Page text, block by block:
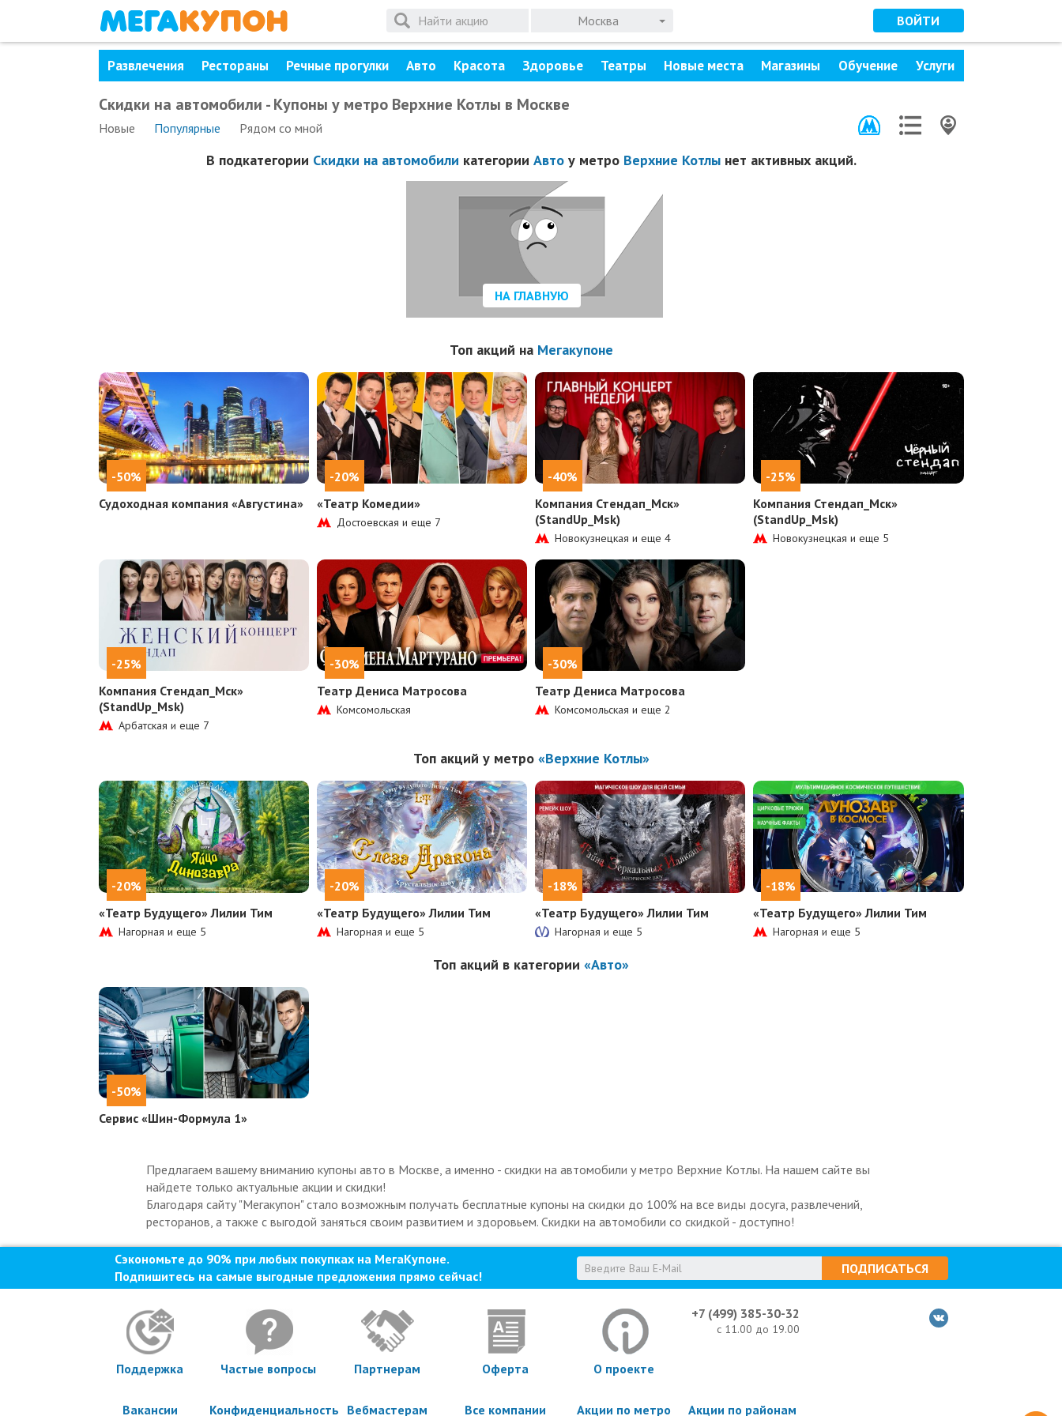
Москва ВОЙТИ
Развлечения Рестораны Речные прогулки Авто Красота Здоровье Театры Новые места Магазины Обучение Услуги
Скидки на автомобили - Купоны у метро Верхние Котлы в Москве
Новые Популярные Рядом со мной
В подкатегории Скидки на автомобили категории Автоу метро Верхние Котлынет активных акций.
НА ГЛАВНУЮ
Топ акций на Мегакупоне
-50%
Судоходная компания «Августина»
-20%
«Театр Комедии»
Достоевская и еще 7
-40%
Компания Стендап_Мск»
(StandUp_Msk)
Новокузнецкая и еще 4
-25%
Компания Стендап_Мск»
(StandUp_Msk)
Новокузнецкая и еще 5
-25%
Компания Стендап_Мск»
(StandUp_Msk)
Арбатская и еще 7
-30%
Театр Дениса Матросова
Комсомольская
-30%
Театр Дениса Матросова
Комсомольская и еще 2
Топ акций у метро «Верхние Котлы»
-20%
«Театр Будущего» Лилии Тим
Нагорная и еще 5
-20%
«Театр Будущего» Лилии Тим
Нагорная и еще 5
-18%
«Театр Будущего» Лилии Тим
Нагорная и еще 5
-18%
«Театр Будущего» Лилии Тим
Нагорная и еще 5
Топ акций в категории «Авто»
-50%
Сервис «Шин-Формула 1»
Предлагаем вашему вниманию купоны авто в Москве, а именно - скидки на автомобили у метро Верхние Котлы. На нашем сайте вы
найдете только актуальные акции и скидки!
Благодаря сайту "Мегакупон" стало возможным получать бесплатные купоны на скидки до 100% на все виды досуга, развлечений,
ресторанов, а также с выгодой заняться своим развитием и здоровьем. Скидки на автомобили со скидкой - доступно!
Сэкономьте до 90% при любых покупках на МегаКупоне.
Подпишитесь на самые выгодные предложения прямо сейчас!
ПОДПИСАТЬСЯ
+7 (499) 385-30-32
с 11.00 до 19.00
Поддержка Частые вопросы Партнерам Оферта О проекте
Вакансии Конфиденциальность Вебмастерам Все компании Акции по метро Акции по районам